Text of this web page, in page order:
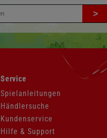
>
Navigation
überspringen
Service
Spielanleitungen
Händlersuche
Kundenservice
Hilfe & Support